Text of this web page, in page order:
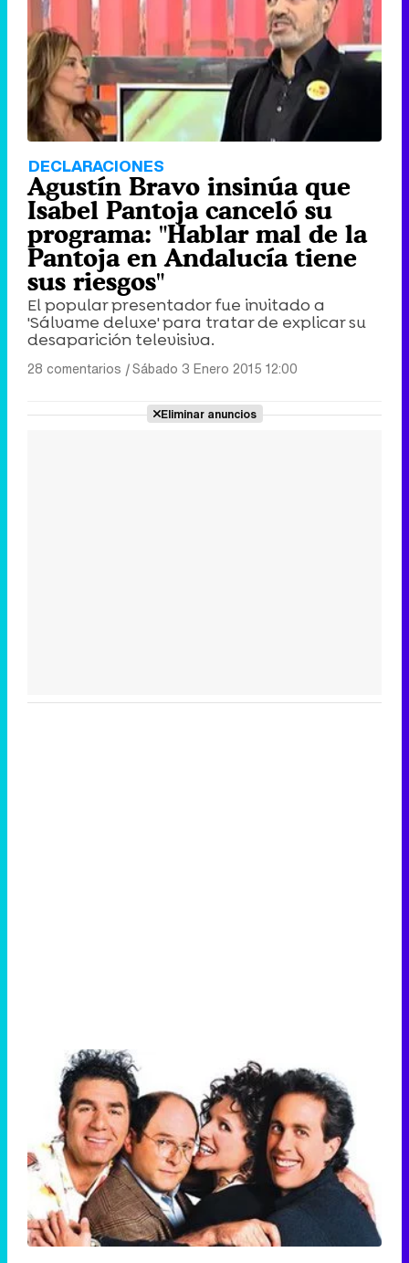
DECLARACIONES
Agustín Bravo insinúa que
Isabel Pantoja canceló su
programa: "Hablar mal de la
Pantoja en Andalucía tiene
sus riesgos"
El popular presentador fue invitado a
'Sálvame deluxe' para tratar de explicar su
desaparición televisiva.
28 comentarios |Sábado 3 Enero 2015 12:00
Eliminar anuncios